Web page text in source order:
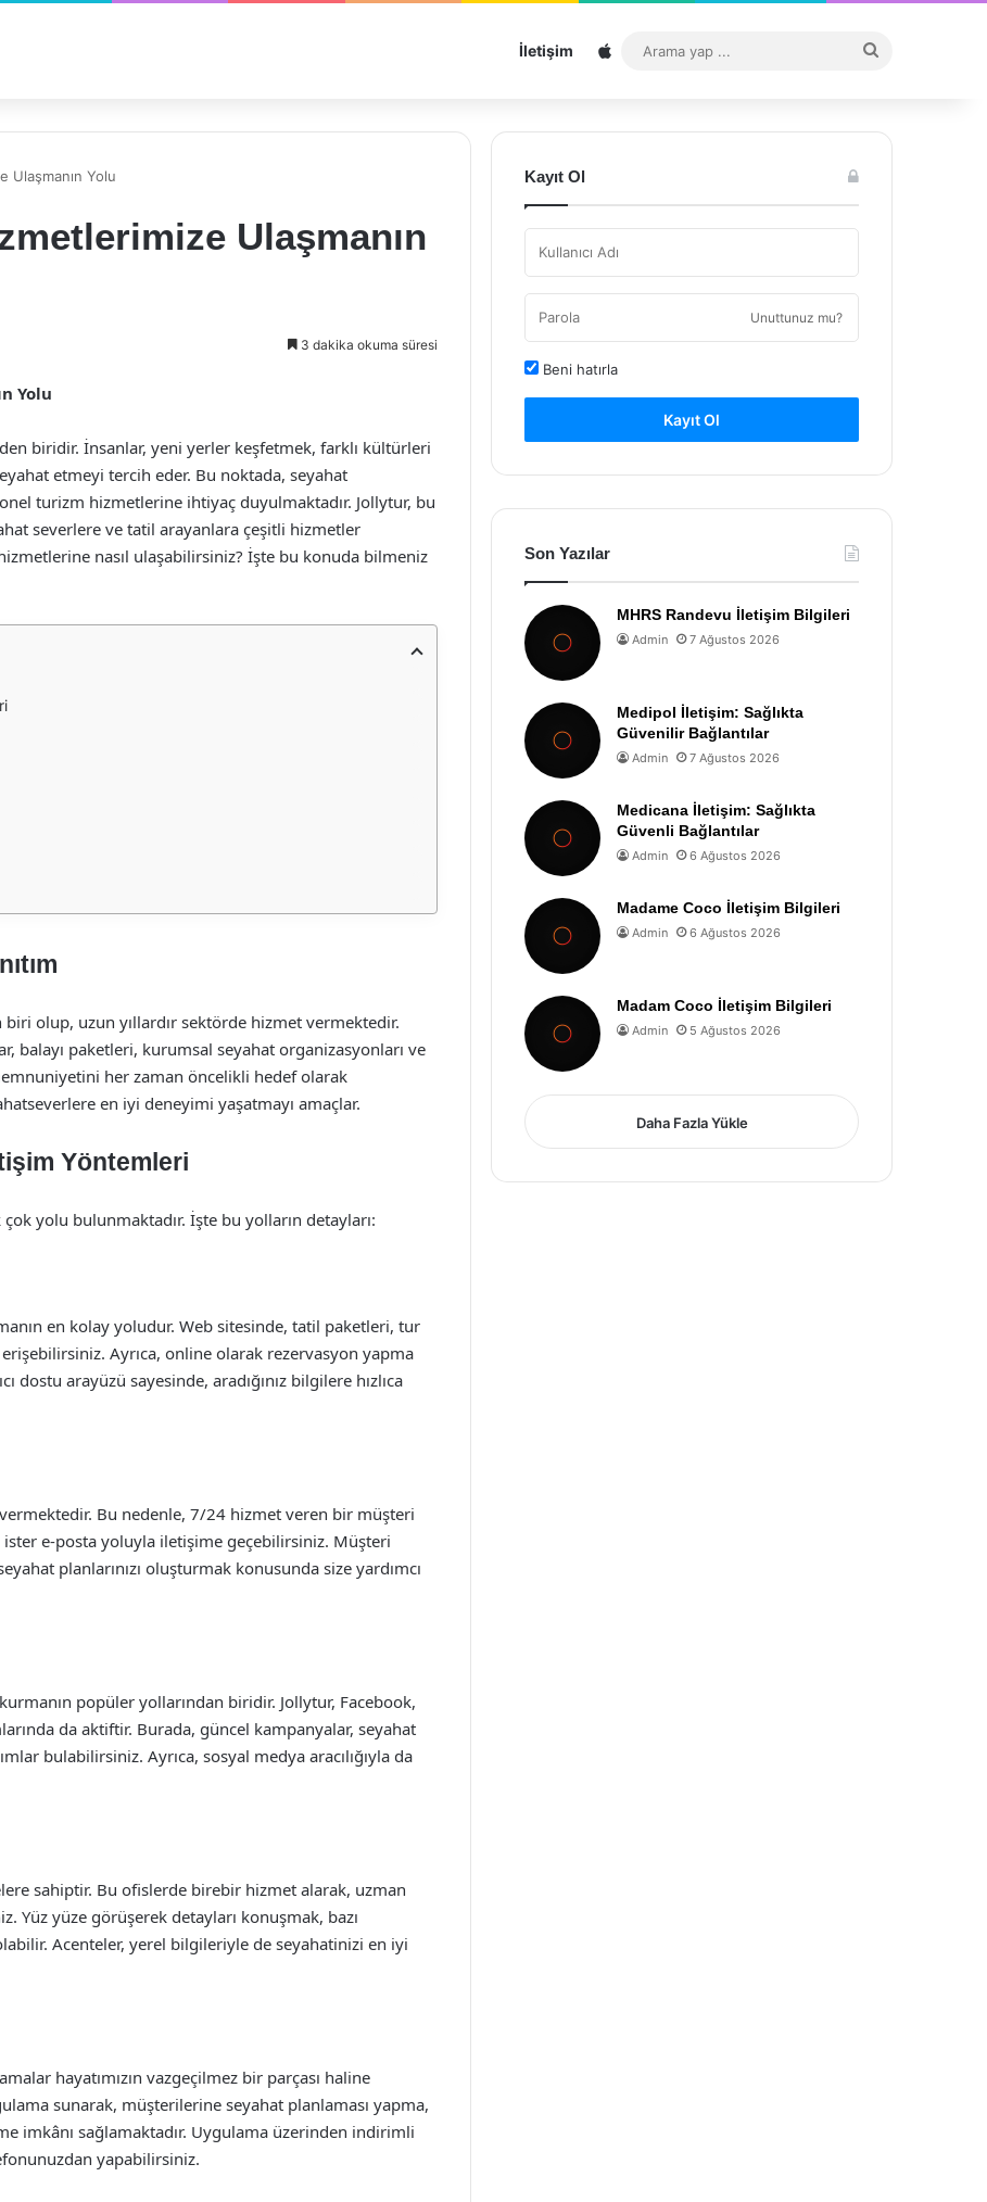
İletişim Sitemap
...
Ulaşmanın Yolu
Ulaşmanın
3 dakika okuma süresi
Yolu
biridir. İnsanlar, yeni yerler keşfetmek, farklı kültürleri
etmeyi tercih eder. Bu noktada, seyahat
turizm hizmetlerine ihtiyaç duyulmaktadır. Jollytur, bu
severlere ve tatil arayanlara çeşitli hizmetler
nasıl ulaşabilirsiniz? İşte bu konuda bilmeniz
olup, uzun yıllardır sektörde hizmet vermektedir.
balayı paketleri, kurumsal seyahat organizasyonları ve
her zaman öncelikli hedef olarak
en iyi deneyimi yaşatmayı amaçlar.
Yöntemleri
yolu bulunmaktadır. İşte bu yolların detayları:
en kolay yoludur. Web sitesinde, tatil paketleri, tur
Ayrıca, online olarak rezervasyon yapma
dostu arayüzü sayesinde, aradığınız bilgilere hızlıca
Bu nedenle, 7/24 hizmet veren bir müşteri
e-posta yoluyla iletişime geçebilirsiniz. Müşteri
planlarınızı oluşturmak konusunda size yardımcı
popüler yollarından biridir. Jollytur, Facebook,
da aktiftir. Burada, güncel kampanyalar, seyahat
bulabilirsiniz. Ayrıca, sosyal medya aracılığıyla da
sahiptir. Bu ofislerde birebir hizmet alarak, uzman
Yüz yüze görüşerek detayları konuşmak, bazı
Acenteler, yerel bilgileriyle de seyahatinizi en iyi
hayatımızın vazgeçilmez bir parçası haline
sunarak, müşterilerine seyahat planlaması yapma,
imkânı sağlamaktadır. Uygulama üzerinden indirimli
yapabilirsiniz.
Kayıt Ol
Unuttunuz mu?
Beni hatırla
Kayıt Ol
Son Yazılar
MHRS Randevu İletişim Bilgileri
Admin 7 Ağustos 2026
Medipol İletişim: Sağlıkta
Güvenilir Bağlantılar
Admin 7 Ağustos 2026
Medicana İletişim: Sağlıkta
Güvenli Bağlantılar
Admin 6 Ağustos 2026
Madame Coco İletişim Bilgileri
Admin 6 Ağustos 2026
Madam Coco İletişim Bilgileri
Admin 5 Ağustos 2026
Daha Fazla Yükle